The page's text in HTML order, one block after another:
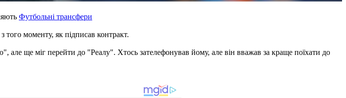
Футбольні трансфери
моменту, як підписав контракт.
ще міг перейти до "Реалу". Хтось зателефонував йому, але він вважав за краще поїхати до